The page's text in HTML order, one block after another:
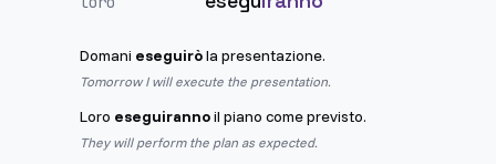
Domani eseguiròla presentazione.
Tomorrow I will execute the presentation.
Loro eseguirannoil piano come previsto.
They will perform the plan as expected.